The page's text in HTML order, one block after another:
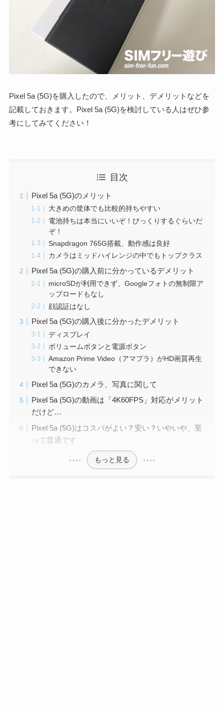
Pixel 5a (5G)を購入したので、メリット、デメリットなどを
記載しておきます。 Pixel 5a (5G)を検討している人はぜひ参
考にしてみてください！
目次
Pixel 5a (5G)のメリット
大きめの筐体でも比較的持ちやすい
電池持ちは本当にいいぞ！びっくりするぐらいだ
ぞ！
Snapdragon 765G搭載、動作感は良好
カメラはミッドハイレンジの中でもトップクラス
Pixel 5a (5G)の購入前に分かっているデメリット
microSDが利用できず、Googleフォトの無制限ア
ップロードもなし
顔認証はなし
Pixel 5a (5G)の購入後に分かったデメリット
ディスプレイ
ボリュームボタンと電源ボタン
Amazon Prime Video（アマプラ）がHD画質再生
できない
Pixel 5a (5G)のカメラ、写真に関して
Pixel 5a (5G)の動画は「4K60FPS」対応がメリット
だけど…
Pixel 5a (5G)はコスパがよい？安い？いやいや、至
って普通です
もっと見る